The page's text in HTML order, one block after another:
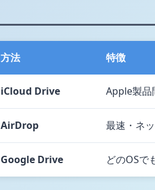
方法 特徴
iCloud Drive Apple製品
AirDrop 最速・ネ
Google Drive どのOSで